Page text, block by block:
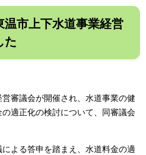
温市上下水道事業経営
た
審議会が開催され、水道事業の健
適正化の検討について、同審議会
よる答申を踏まえ、水道料金の適